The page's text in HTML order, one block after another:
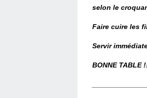
selon le
Faire cuire les
Servir
BONNE TABLE